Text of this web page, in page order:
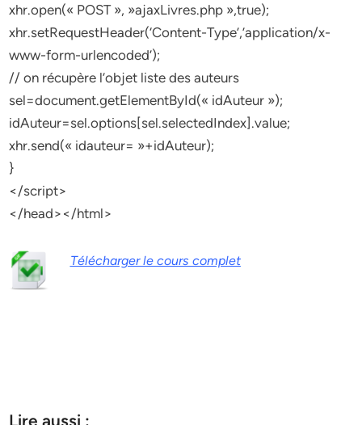
xhr.open(« POST », »ajaxLivres.php »,true);
xhr.setRequestHeader(‘Content-Type’,’application/x-
www-form-urlencoded’);
// on récupère l’objet liste des auteurs
sel=document.getElementById(« idAuteur »);
idAuteur=sel.options[sel.selectedIndex].value;
xhr.send(« idauteur= »+idAuteur);
}
</script>
</head></html>
Télécharger le cours complet
Lire aussi :